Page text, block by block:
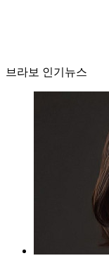
브라보 인기뉴스